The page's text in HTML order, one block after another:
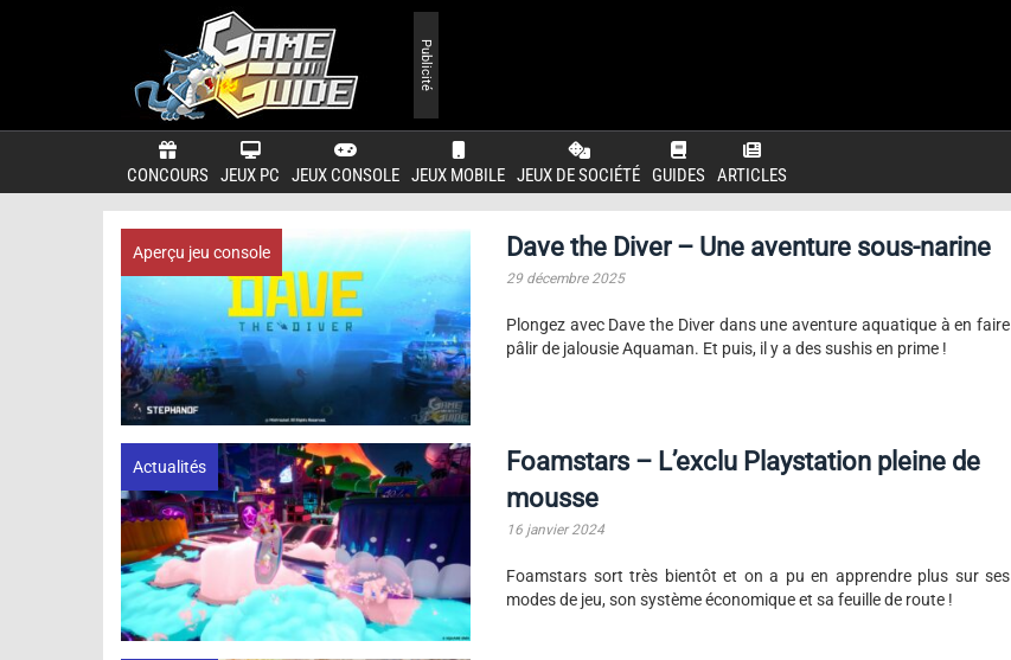
CONCOURS JEUX PC JEUX CONSOLE JEUX MOBILE JEUX DE SOCIÉTÉ GUIDES ARTICLES
Publicité
Aperçu jeu console Dave the Diver – Une aventure sous-narine
29 décembre 2025
Plongez avec Dave the Diver dans une aventure aquatique à en faire
pâlir de jalousie Aquaman. Et puis, il y a des sushis en prime !
Actualités
Foamstars – L’exclu Playstation pleine de
mousse
16 janvier 2024
Foamstars sort très bientôt et on a pu en apprendre plus sur ses
modes de jeu, son système économique et sa feuille de route !